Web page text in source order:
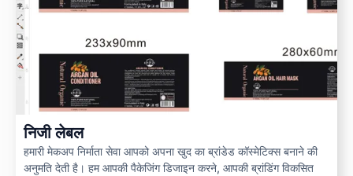
निजी लेबल
हमारी मेकअप निर्माता सेवा आपको अपना खुद का ब्रांडेड कॉस्मेटिक्स बनाने की
अनुमति देती है। हम आपकी पैकेजिंग डिजाइन करने, आपकी ब्रांडिंग विकसित